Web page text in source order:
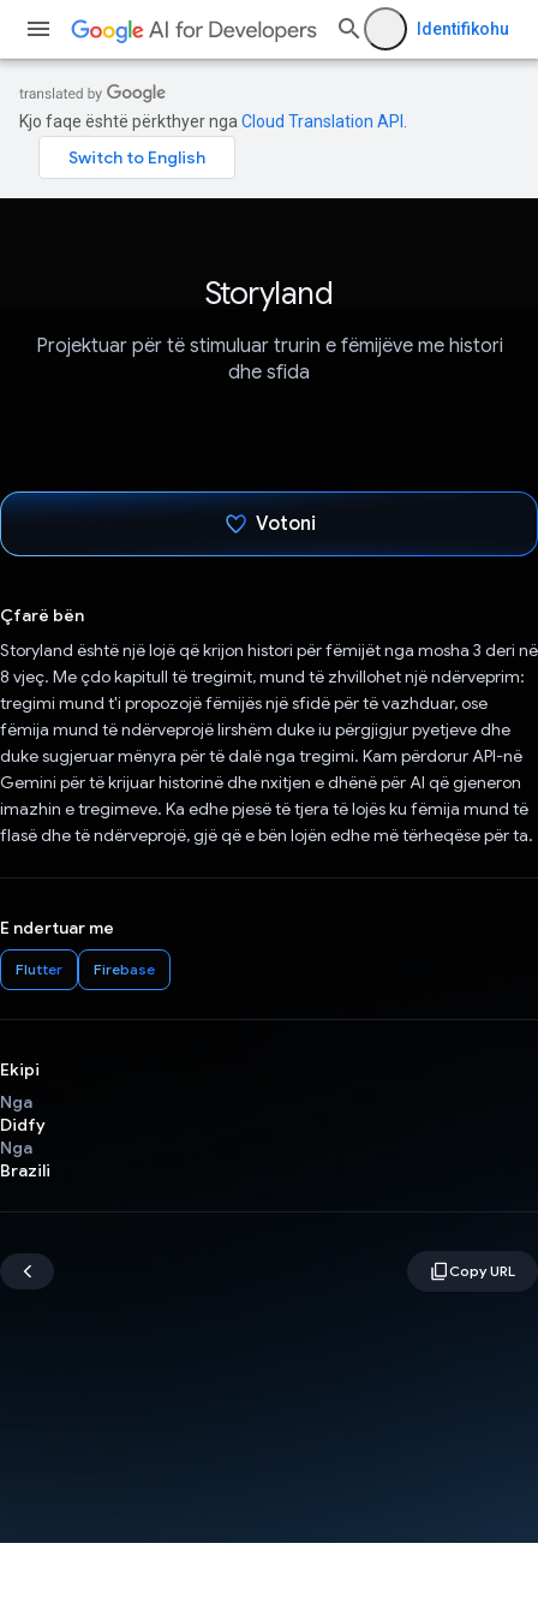
Identifikohu
Kjo faqe është përkthyer nga Cloud Translation API
Storyland
Projektuar për të stimuluar trurin e fëmijëve me histori
dhe sfida
Votoni
Çfarë bën
Storyland është një lojë që krijon histori për fëmijët nga mosha 3 deri në
8 vjeç. Me çdo kapitull të tregimit, mund të zhvillohet një ndërveprim:
tregimi mund t'i propozojë fëmijës një sfidë për të vazhduar, ose
fëmija mund të ndërveprojë lirshëm duke iu përgjigjur pyetjeve dhe
duke sugjeruar mënyra për të dalë nga tregimi. Kam përdorur API-në
Gemini për të krijuar historinë dhe nxitjen e dhënë për AI që gjeneron
imazhin e tregimeve. Ka edhe pjesë të tjera të lojës ku fëmija mund të
flasë dhe të ndërveprojë, gjë që e bën lojën edhe më tërheqëse për ta.
E ndertuar me
Flutter Firebase
Ekipi
Nga
Didfy
Nga
Brazili